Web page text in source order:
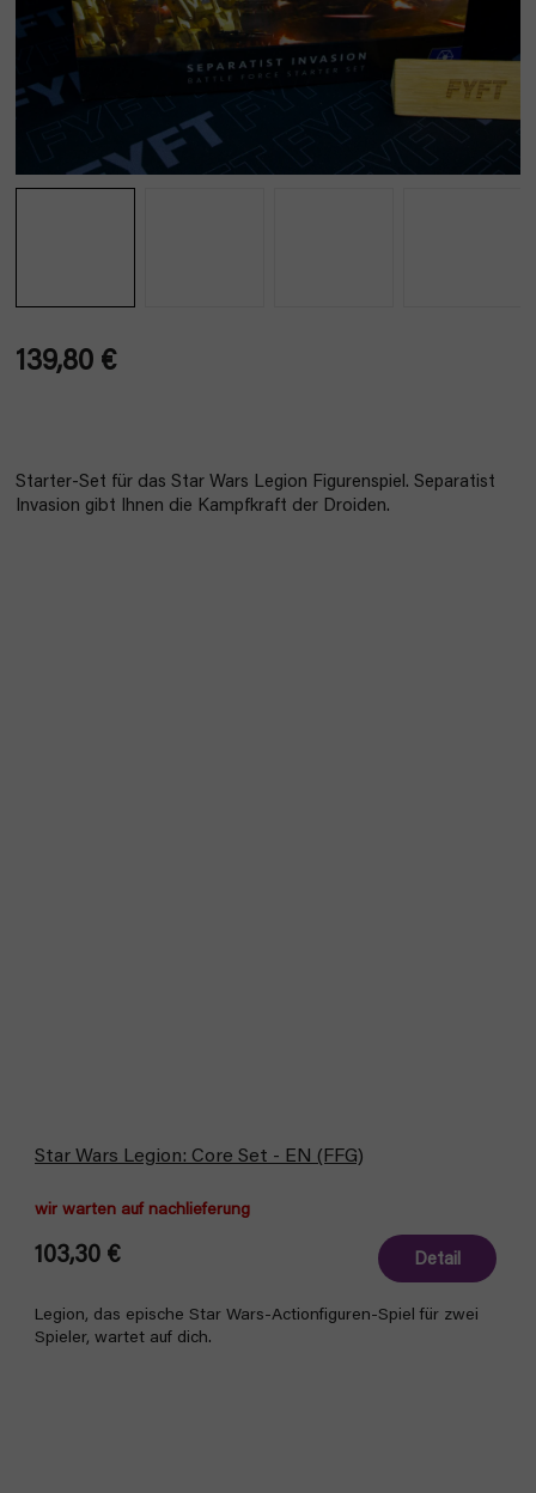
139,80 €
Starter-Set für das Star Wars Legion Figurenspiel. Separatist
Invasion gibt Ihnen die Kampfkraft der Droiden.
Star Wars Legion: Core Set - EN (FFG)
wir warten auf nachlieferung
103,30 € Detail
Legion, das epische Star Wars-Actionfiguren-Spiel für zwei
Spieler, wartet auf dich.